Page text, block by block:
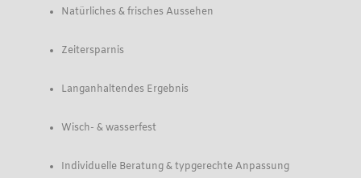
Natürliches & frisches Aussehen
Zeitersparnis
Langanhaltendes Ergebnis
Wisch- & wasserfest
Individuelle Beratung & typgerechte Anpassung